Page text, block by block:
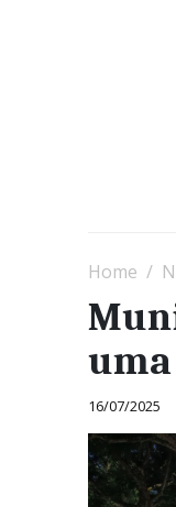
Home
16/07/2025